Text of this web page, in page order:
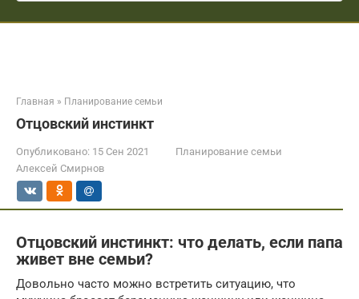
Главная » Планирование семьи
Отцовский инстинкт
Опубликовано: 15 Сен 2021
Планирование семьи
Алексей Смирнов
Отцовский инстинкт: что делать, если папа
живет вне семьи?
Довольно часто можно встретить ситуацию, что